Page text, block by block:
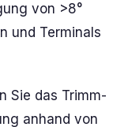
von >8°
und Terminals
Sie das Trimm-
anhand von